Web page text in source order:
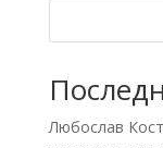
Любослав